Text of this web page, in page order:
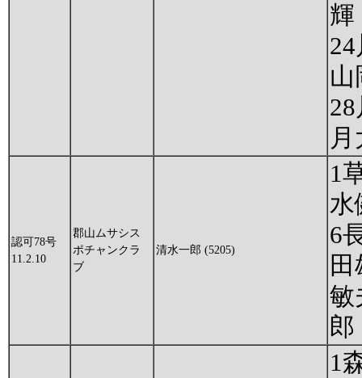
輝
山
認可78号
11.2.10
郡山ムサシス
ポチャンクラ
ブ
清水一郎 (5205)
1
水
6
敏
郎
1